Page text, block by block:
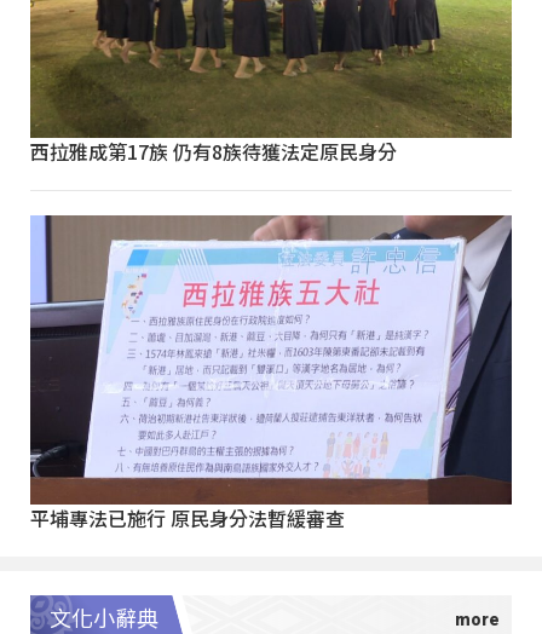
西拉雅成第17族 仍有8族待獲法定原民身分
平埔專法已施行 原民身分法暫緩審查
文化小辭典